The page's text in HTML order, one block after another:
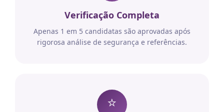
Verificação Completa
Apenas 1 em 5 candidatas são aprovadas após
rigorosa análise de segurança e referências.
⭐